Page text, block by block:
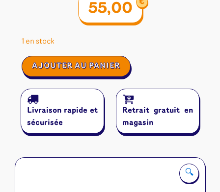
🔍
55,00 €
1 en stock
quantité
de
AJOUTER AU PANIER
Livraison rapide et
sécurisée
Retrait gratuit en
magasin